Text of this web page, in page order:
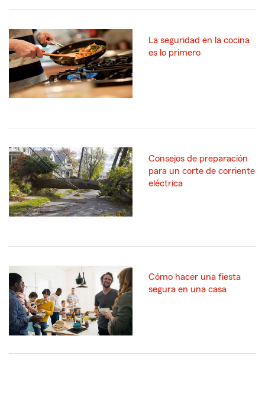
La seguridad en la cocina
es lo primero
Consejos de preparación
para un corte de corriente
eléctrica
Cómo hacer una fiesta
segura en una casa